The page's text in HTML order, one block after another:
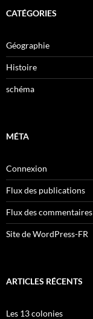
CATÉGORIES
Géographie
Histoire
schéma
MÉTA
Connexion
Flux des publications
Flux des commentaires
Site de WordPress-FR
ARTICLES RÉCENTS
Les 13 colonies